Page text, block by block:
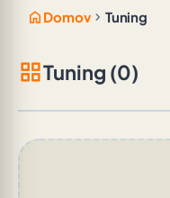
home Domov chevron_right Tuning
grid_viewTuning (0)